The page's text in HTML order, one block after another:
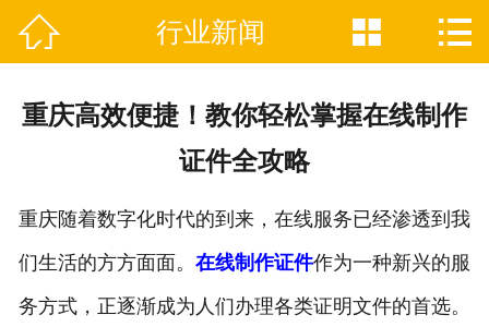
网站首页
联系我们
 行业新闻  
重庆高效便捷！教你轻松掌握在线制作
证件全攻略
重庆随着数字化时代的到来，在线服务已经渗透到我
们生活的方方面面。 在线制作证件作为一种新兴的服
务方式，正逐渐成为人们办理各类证明文件的首选。